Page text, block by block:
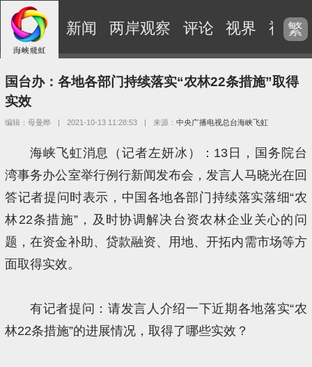
新闻 两岸观察 评论 视界 视频
繁
国台办：各地各部门持续落实“农林22条措施”取得
实效
编辑：母曼晔 | 2021-10-13 11:28:53 | 来源：中央广播电视总台海峡飞虹
海峡飞虹消息（记者左妍冰）：13日，国务院台
湾事务办公室举行例行新闻发布会，发言人马晓光在回
答记者提问时表示，中国各地各部门持续落实落细“农
林22条措施”，及时协调解决台资农林企业关心的问
题，在资金补助、贷款融资、用地、开拓内需市场等方
面取得实效。
有记者提问：请发言人介绍一下近期各地落实“农
林22条措施”的进展情况，取得了哪些实效？